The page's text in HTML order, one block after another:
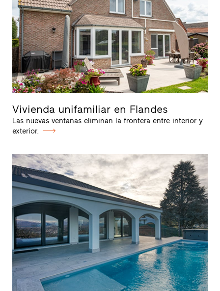
Vivienda unifamiliar en Flandes
Las nuevas ventanas eliminan la frontera entre interior y
exterior.